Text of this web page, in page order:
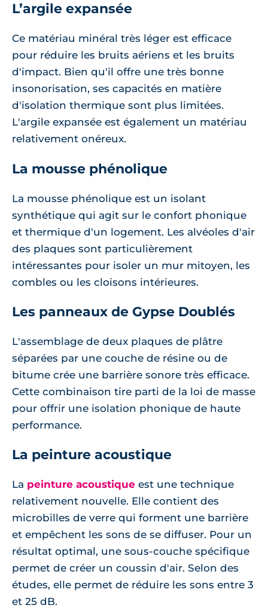
L’argile expansée
Ce matériau minéral très léger est efficace
pour réduire les bruits aériens et les bruits
d'impact. Bien qu'il offre une très bonne
insonorisation, ses capacités en matière
d'isolation thermique sont plus limitées.
L'argile expansée est également un matériau
relativement onéreux.
La mousse phénolique
La mousse phénolique est un isolant
synthétique qui agit sur le confort phonique
et thermique d'un logement. Les alvéoles d'air
des plaques sont particulièrement
intéressantes pour isoler un mur mitoyen, les
combles ou les cloisons intérieures.
Les panneaux de Gypse Doublés
L'assemblage de deux plaques de plâtre
séparées par une couche de résine ou de
bitume crée une barrière sonore très efficace.
Cette combinaison tire parti de la loi de masse
pour offrir une isolation phonique de haute
performance.
La peinture acoustique
La peinture acoustique est une technique
relativement nouvelle. Elle contient des
microbilles de verre qui forment une barrière
et empêchent les sons de se diffuser. Pour un
résultat optimal, une sous-couche spécifique
permet de créer un coussin d'air. Selon des
études, elle permet de réduire les sons entre 3
et 25 dB.